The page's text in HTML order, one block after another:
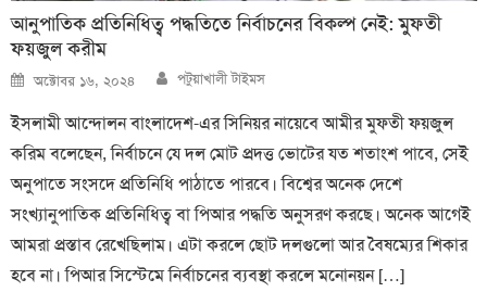
আনুপাতিক প্রতিনিধিত্ব পদ্ধতিতে নির্বাচনের বিকল্প নেই: মুফতী
ফয়জুল করীম
Posted
on
অক্টোবর ১৬, ২০২৪ Author
পটুয়াখালী টাইমস
ইসলামী আন্দোলন বাংলাদেশ-এর সিনিয়র নায়েবে আমীর মুফতী ফয়জুল
করিম বলেছেন, নির্বাচনে যে দল মোট প্রদত্ত ভোটের যত শতাংশ পাবে, সেই
অনুপাতে সংসদে প্রতিনিধি পাঠাতে পারবে। বিশ্বের অনেক দেশে
সংখ্যানুপাতিক প্রতিনিধিত্ব বা পিআর পদ্ধতি অনুসরণ করছে। অনেক আগেই
আমরা প্রস্তাব রেখেছিলাম। এটা করলে ছোট দলগুলো আর বৈষম্যের শিকার
হবে না। পিআর সিস্টেমে নির্বাচনের ব্যবস্থা করলে মনোনয়ন […]